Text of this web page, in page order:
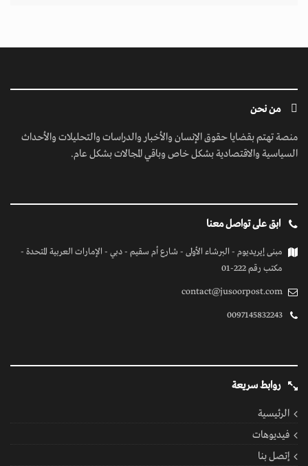
من نحن
منصة تهتم بقضايا حقوق الإنسان والأخبار والدراسات والتحليلات والأحداث
السياسية والاقتصادية بشكل خاص وباقي المجالات بشكل عام.
ابق على تواصل معنا
مبنى إيريديوم - البرشاء الأولى - شارع أم سقيم - دبي - الإمارات العربية المتحدة -
مكتب رقم 222-01
contact@jusoorpost.com
0097145832243
روابط سريعة
الرئيسية
فيديوهات
إتصل بنا